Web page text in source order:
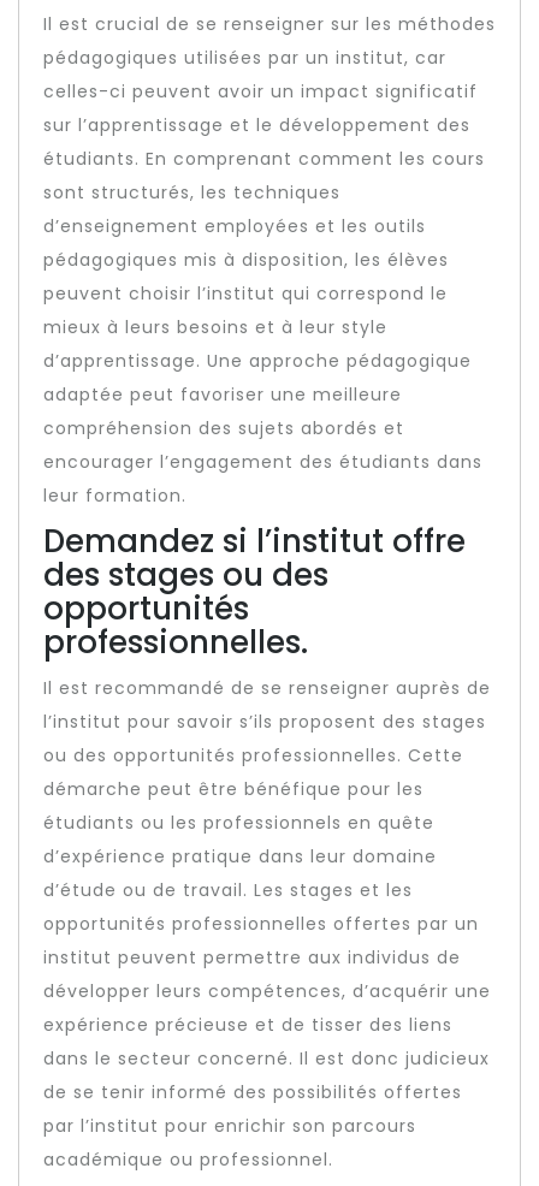
Il est crucial de se renseigner sur les méthodes
pédagogiques utilisées par un institut, car
celles-ci peuvent avoir un impact significatif
sur l’apprentissage et le développement des
étudiants. En comprenant comment les cours
sont structurés, les techniques
d’enseignement employées et les outils
pédagogiques mis à disposition, les élèves
peuvent choisir l’institut qui correspond le
mieux à leurs besoins et à leur style
d’apprentissage. Une approche pédagogique
adaptée peut favoriser une meilleure
compréhension des sujets abordés et
encourager l’engagement des étudiants dans
leur formation.
Demandez si l’institut offre
des stages ou des
opportunités
professionnelles.
Il est recommandé de se renseigner auprès de
l’institut pour savoir s’ils proposent des stages
ou des opportunités professionnelles. Cette
démarche peut être bénéfique pour les
étudiants ou les professionnels en quête
d’expérience pratique dans leur domaine
d’étude ou de travail. Les stages et les
opportunités professionnelles offertes par un
institut peuvent permettre aux individus de
développer leurs compétences, d’acquérir une
expérience précieuse et de tisser des liens
dans le secteur concerné. Il est donc judicieux
de se tenir informé des possibilités offertes
par l’institut pour enrichir son parcours
académique ou professionnel.